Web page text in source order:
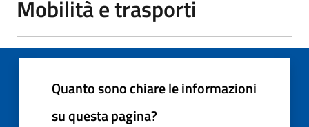
Mobilità e trasporti
Quanto sono chiare le informazioni
su questa pagina?